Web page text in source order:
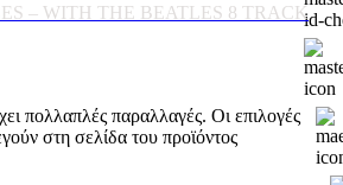
– WITH THE BEATLES 8 TRACK
πολλαπλές παραλλαγές. Οι επιλογές
στη σελίδα του προϊόντος